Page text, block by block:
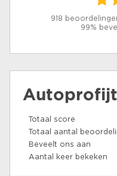
918
99%
Autoprofijt
Totaal score
Totaal aantal
Beveelt ons aan
Aantal keer bekeken